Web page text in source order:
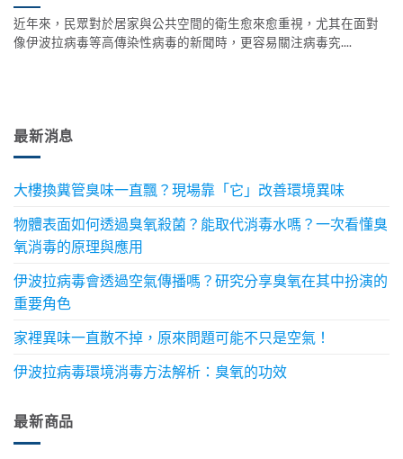
近年來，民眾對於居家與公共空間的衛生愈來愈重視，尤其在面對
像伊波拉病毒等高傳染性病毒的新聞時，更容易關注病毒究....
最新消息
大樓換糞管臭味一直飄？現場靠「它」改善環境異味
物體表面如何透過臭氧殺菌？能取代消毒水嗎？一次看懂臭
氧消毒的原理與應用
伊波拉病毒會透過空氣傳播嗎？研究分享臭氧在其中扮演的
重要角色
家裡異味一直散不掉，原來問題可能不只是空氣！
伊波拉病毒環境消毒方法解析：臭氧的功效
最新商品